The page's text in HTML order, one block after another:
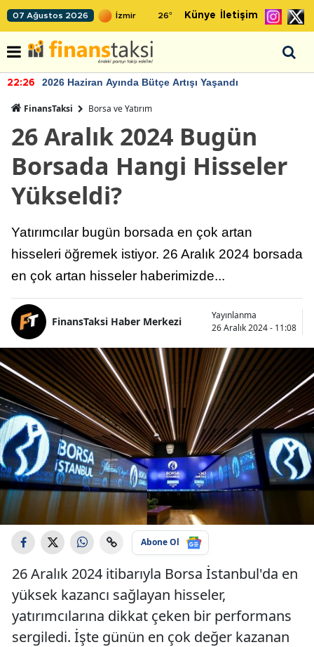
07 Ağustos 2026 26° Künye İletişim
22:26 2026 Haziran Ayında Bütçe Artışı Yaşandı
FinansTaksi Borsa ve Yatırım
26 Aralık 2024 Bugün
Borsada Hangi Hisseler
Yükseldi?
Yatırımcılar bugün borsada en çok artan
hisseleri öğremek istiyor. 26 Aralık 2024 borsada
en çok artan hisseler haberimizde...
FinansTaksi Haber Merkezi
Yayınlanma
26 Aralık 2024 - 11:08
Abone Ol
26 Aralık 2024 itibarıyla Borsa İstanbul'da en
yüksek kazancı sağlayan hisseler,
yatırımcılarına dikkat çeken bir performans
sergiledi. İşte günün en çok değer kazanan